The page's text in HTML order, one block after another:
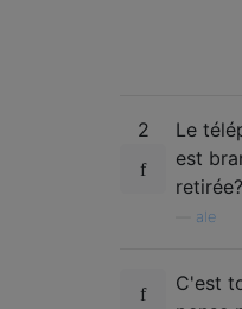
2
Le
est
retirée?
ale
C'est